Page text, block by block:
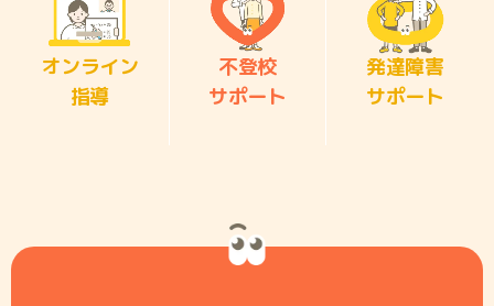
オンライン
指導
不登校
サポート
発達障害
サポート